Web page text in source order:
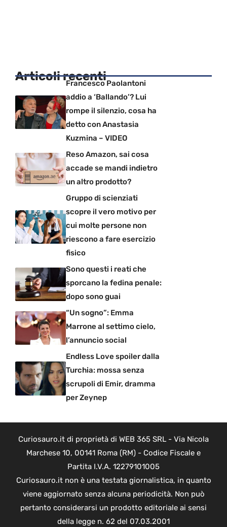
Articoli recentiFrancesco Paolantoni
addio a ‘Ballando’? Lui
rompe il silenzio, cosa ha
detto con Anastasia
Kuzmina – VIDEO
Reso Amazon, sai cosa
accade se mandi indietro
un altro prodotto?
Gruppo di scienziati
scopre il vero motivo per
cui molte persone non
riescono a fare esercizio
fisico
Sono questi i reati che
sporcano la fedina penale:
dopo sono guai
“Un sogno”: Emma
Marrone al settimo cielo,
l’annuncio social
Endless Love spoiler dalla
Turchia: mossa senza
scrupoli di Emir, dramma
per Zeynep
Curiosauro.it di proprietà di WEB 365 SRL - Via Nicola
Marchese 10, 00141 Roma (RM) - Codice Fiscale e
Partita I.V.A. 12279101005
Curiosauro.it non è una testata giornalistica, in quanto
viene aggiornato senza alcuna periodicità. Non può
pertanto considerarsi un prodotto editoriale ai sensi
della legge n. 62 del 07.03.2001